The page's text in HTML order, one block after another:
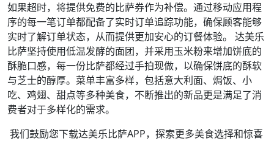
如果超时，将提供免费的比萨券作为补偿。通过移动应用程
序的每一笔订单都配备了实时订单追踪功能，确保顾客能够
实时了解订单状态，从而提供更加安心的订餐体验。 达美乐
比萨坚持使用低温发酵的面团，并采用玉米粉来增加饼底的
酥脆口感，每一份比萨都经过手拍现做，以确保饼底的酥软
与芝士的醇厚。菜单丰富多样，包括意大利面、焗饭、小
吃、鸡翅、甜点等多种美食，不断推出的新品更是满足了消
费者对于多样化的需求。
我们鼓励您下载达美乐比萨APP，探索更多美食选择和惊喜